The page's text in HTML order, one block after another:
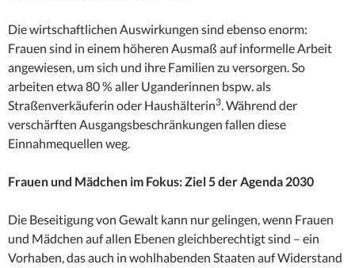
Die wirtschaftlichen Auswirkungen sind ebenso enorm:
Frauen sind in einem höheren Ausmaß auf informelle Arbeit
angewiesen, um sich und ihre Familien zu versorgen. So
arbeiten etwa 80 % aller Uganderinnen bspw. als
Straßenverkäuferin oder Haushälterin3. Während der
verschärften Ausgangsbeschränkungen fallen diese
Einnahmequellen weg.
Frauen und Mädchen im Fokus: Ziel 5 der Agenda 2030
Die Beseitigung von Gewalt kann nur gelingen, wenn Frauen
und Mädchen auf allen Ebenen gleichberechtigt sind – ein
Vorhaben, das auch in wohlhabenden Staaten auf Widerstand